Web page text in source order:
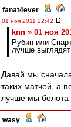
fanat4ever -
01 ноя 2011 22:42
knn » 01 ноя
Рубин или
лучше выглядят
Давай мы
таких матчей, а
лучше мы болота
wasy -